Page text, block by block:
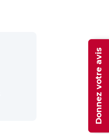
Donnez votre avis